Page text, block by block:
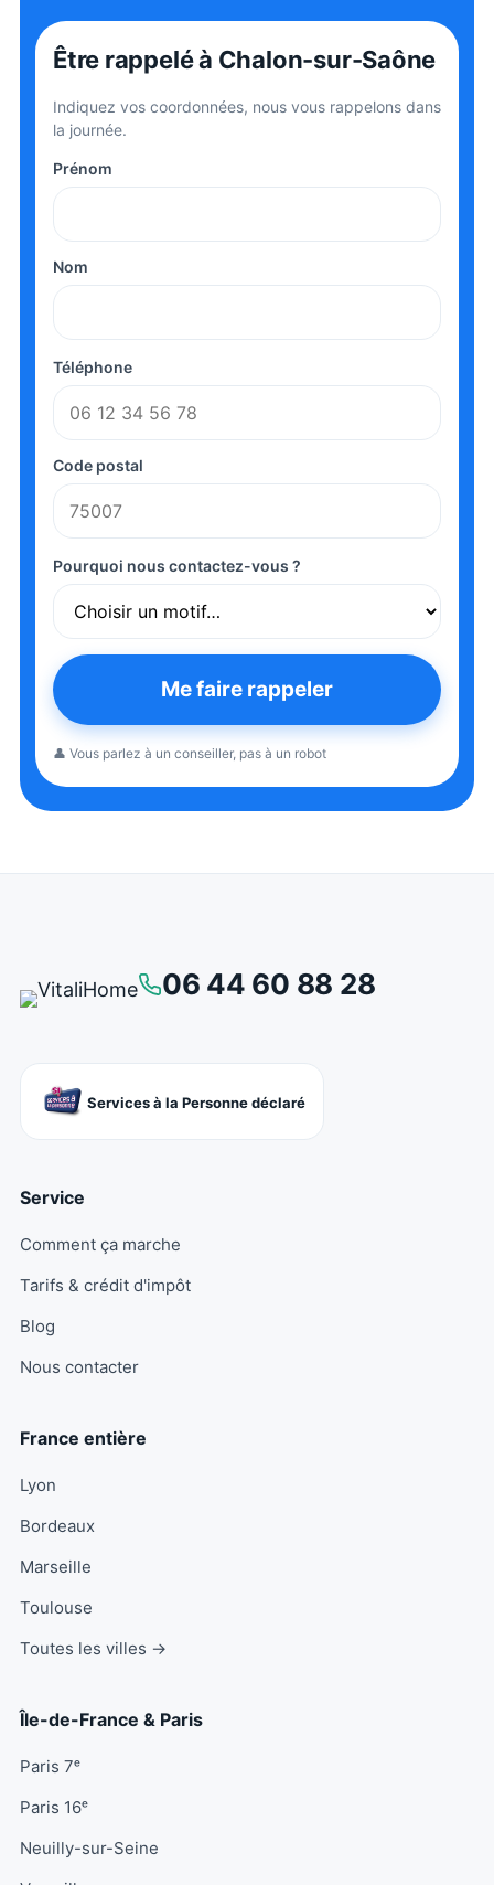
Être rappeléà Chalon-sur-Saône
Indiquez vos coordonnées, nous vous rappelons dans
la journée.
Prénom
Nom
Téléphone
Code postal
Pourquoi nous contactez-vous ?
Me faire rappeler
👤 Vous parlez à un conseiller, pas à un robot
06 44 60 88 28
Services à la Personne déclaré
Service
Comment ça marche
Tarifs & crédit d'impôt
Blog
Nous contacter
France entière
Lyon
Bordeaux
Marseille
Toulouse
Toutes les villes →
Île-de-France & Paris
Paris 7ᵉ
Paris 16ᵉ
Neuilly-sur-Seine